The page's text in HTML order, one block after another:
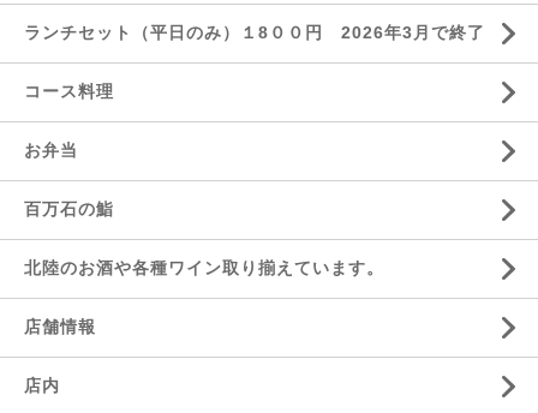
ランチセット（平日のみ）１8００円 2026年3月で終了
コース料理
お弁当
百万石の鮨
北陸のお酒や各種ワイン取り揃えています。
店舗情報
店内